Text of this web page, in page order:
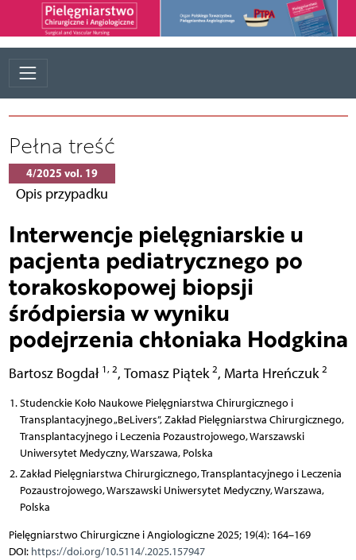
Pełna treść
4/2025 vol. 19
Opis przypadku
Interwencje pielęgniarskie u
pacjenta pediatrycznego po
torakoskopowej biopsji
śródpiersia w wyniku
podejrzenia chłoniaka Hodgkina
Bartosz Bogdał 1, 2, Tomasz Piątek 2, Marta Hreńczuk 2
Studenckie Koło Naukowe Pielęgniarstwa Chirurgicznego i
Transplantacyjnego „BeLivers”, Zakład Pielęgniarstwa Chirurgicznego,
Transplantacyjnego i Leczenia Pozaustrojowego, Warszawski
Uniwersytet Medyczny, Warszawa, Polska
Zakład Pielęgniarstwa Chirurgicznego, Transplantacyjnego i Leczenia
Pozaustrojowego, Warszawski Uniwersytet Medyczny, Warszawa,
Polska
Pielęgniarstwo Chirurgiczne i Angiologiczne 2025; 19(4): 164–169
DOI: https://doi.org/10.5114/.2025.157947